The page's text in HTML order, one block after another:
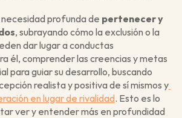
profunda de pertenecer y
, subrayando cómo la exclusión o la
dar lugar a conductas
él, comprender las creencias y metas
para guiar su desarrollo, buscando
realista y positiva de sí mismos y
en lugar de rivalidad. Esto es lo
ver y entender más en profundidad